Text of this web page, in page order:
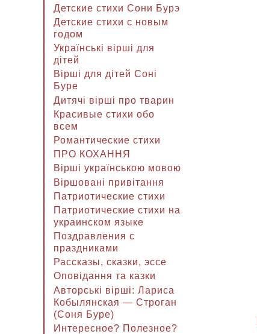
Детские стихи Сони Бурэ
Детские стихи с новым
годом
Українські вірші для
дітей
Вірші для дітей Соні
Буре
Дитячі вірші про тварин
Красивые стихи обо
всем
Романтические стихи
ПРО КОХАННЯ
Вірші українською мовою
Віршовані привітання
Патриотические стихи
Патриотические стихи на
украинском языке
Поздравления с
праздниками
Рассказы, сказки, эссе
Оповідання та казки
Авторські вірші: Лариса
Кобылянская — Строган
(Соня Буре)
Интересное? Полезное?